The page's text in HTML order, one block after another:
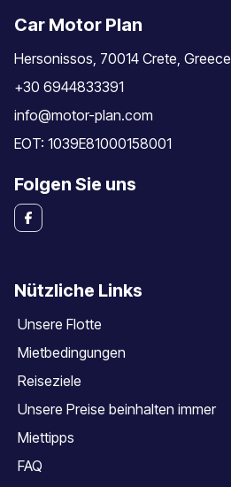
Car Motor Plan
Hersonissos, 70014 Crete, Greece
+30 6944833391
info@motor-plan.com
EOT: 1039E81000158001
Folgen Sie uns
Nützliche Links
Unsere Flotte
Mietbedingungen
Reiseziele
Unsere Preise beinhalten immer
Miettipps
FAQ